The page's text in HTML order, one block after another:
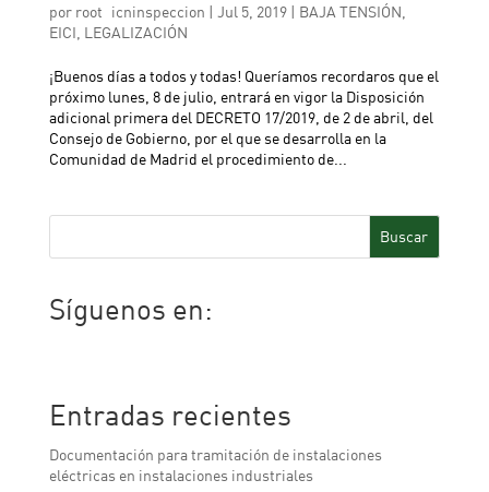
por root_icninspeccion | Jul 5, 2019| BAJA TENSIÓN
EICI LEGALIZACIÓN
¡Buenos días a todos y todas! Queríamos recordaros que el
próximo lunes, 8 de julio, entrará en vigor la Disposición
adicional primera del DECRETO 17/2019, de 2 de abril, del
Consejo de Gobierno, por el que se desarrolla en la
Comunidad de Madrid el procedimiento de...
Buscar
Síguenos en:
Entradas recientes
Documentación para tramitación de instalaciones
eléctricas en instalaciones industriales